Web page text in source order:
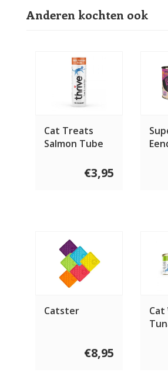
Anderen kochten ook
Cat Treats
Salmon Tube
€3,95
Catster
€8,95
Cat